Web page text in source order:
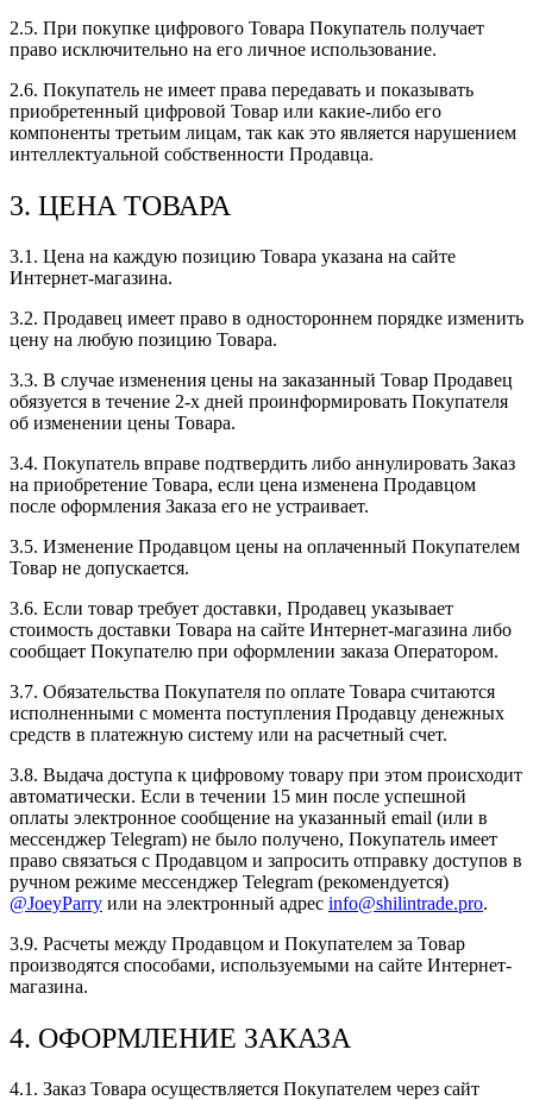
2.5. При покупке цифрового Товара Покупатель получает
право исключительно на его личное использование.
2.6. Покупатель не имеет права передавать и показывать
приобретенный цифровой Товар или какие-либо его
компоненты третьим лицам, так как это является нарушением
интеллектуальной собственности Продавца.
3. ЦЕНА ТОВАРА
3.1. Цена на каждую позицию Товара указана на сайте
Интернет-магазина.
3.2. Продавец имеет право в одностороннем порядке изменить
цену на любую позицию Товара.
3.3. В случае изменения цены на заказанный Товар Продавец
обязуется в течение 2-х дней проинформировать Покупателя
об изменении цены Товара.
3.4. Покупатель вправе подтвердить либо аннулировать Заказ
на приобретение Товара, если цена изменена Продавцом
после оформления Заказа его не устраивает.
3.5. Изменение Продавцом цены на оплаченный Покупателем
Товар не допускается.
3.6. Если товар требует доставки, Продавец указывает
стоимость доставки Товара на сайте Интернет-магазина либо
сообщает Покупателю при оформлении заказа Оператором.
3.7. Обязательства Покупателя по оплате Товара считаются
исполненными с момента поступления Продавцу денежных
средств в платежную систему или на расчетный счет.
3.8. Выдача доступа к цифровому товару при этом происходит
автоматически. Если в течении 15 мин после успешной
оплаты электронное сообщение на указанный еmail (или в
мессенджер Telegram) не было получено, Покупатель имеет
право связаться с Продавцом и запросить отправку доступов в
ручном режиме мессенджер Telegram (рекомендуется)
@JoeyParry или на электронный адрес info@shilintrade.pro.
3.9. Расчеты между Продавцом и Покупателем за Товар
производятся способами, используемыми на сайте Интернет-
магазина.
4. ОФОРМЛЕНИЕ ЗАКАЗА
4.1. Заказ Товара осуществляется Покупателем через сайт